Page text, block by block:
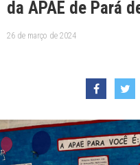
da APAE de Pará
26 de março de 2024